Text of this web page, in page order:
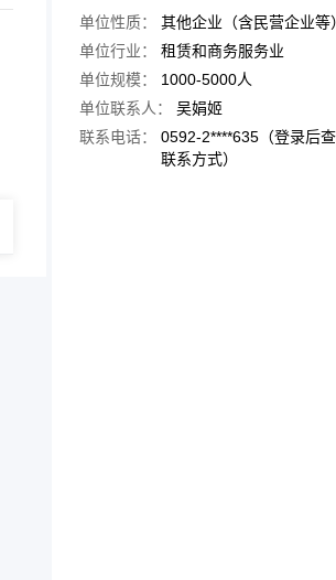
单位性质：
其他企业（含民营企业等）
单位行业：
租赁和商务服务业
单位规模：
1000-5000人
单位联系人：
吴娟姬
联系电话：
0592-2****635（登录后
联系方式）